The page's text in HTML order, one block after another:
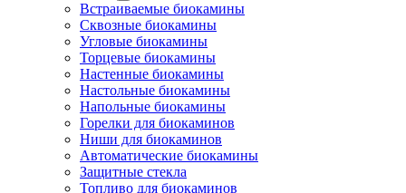
Встраиваемые биокамины
Сквозные биокамины
Угловые биокамины
Торцевые биокамины
Настенные биокамины
Настольные биокамины
Напольные биокамины
Горелки для биокаминов
Ниши для биокаминов
Автоматические биокамины
Защитные стекла
Топливо для биокаминов